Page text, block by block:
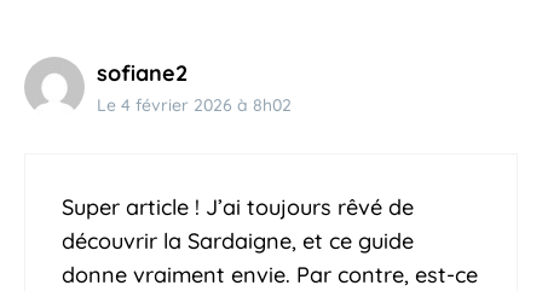
sofiane2
Le 4 février 2026 à 8h02
Super article ! J’ai toujours rêvé de
découvrir la Sardaigne, et ce guide
donne vraiment envie. Par contre, est-ce